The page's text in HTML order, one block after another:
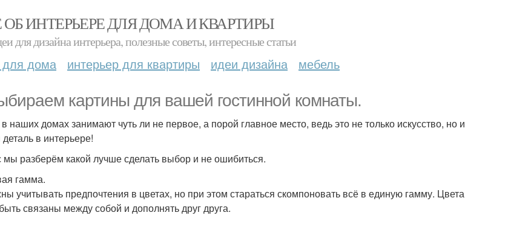
ОБ ИНТЕРЬЕРЕ ДЛЯ ДОМА И КВАРТИРЫ
для дизайна интерьера, полезные советы, интересные статьи
для дома интерьер для квартиры идеи дизайна мебель
картины для вашей гостинной комнаты.
наших домах занимают чуть ли не первое, а порой главное место, ведь это не только искусство, но и
в интерьере!
мы разберём какой лучше сделать выбор и не ошибиться.
гамма.
учитывать предпочтения в цветах, но при этом стараться скомпоновать всё в единую гамму. Цвета
связаны между собой и дополнять друг друга.